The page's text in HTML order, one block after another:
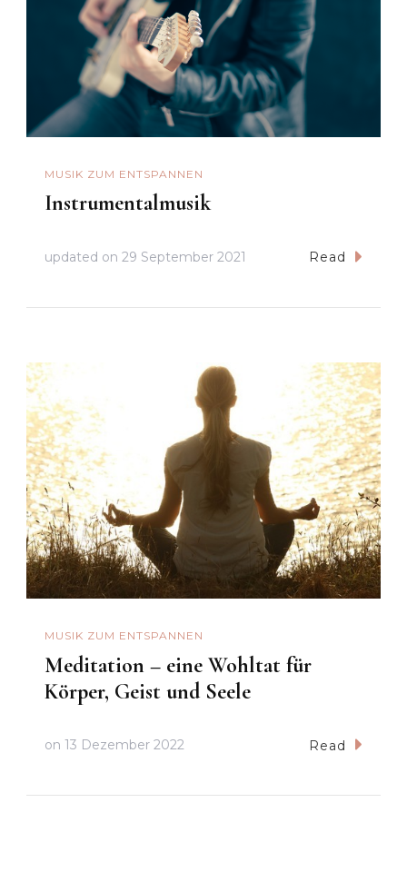
MUSIK ZUM ENTSPANNEN
Instrumentalmusik
updated on 29 September 2021 Read
MUSIK ZUM ENTSPANNEN
Meditation – eine Wohltat für
Körper, Geist und Seele
on 13 Dezember 2022 Read